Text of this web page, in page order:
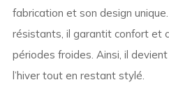
fabrication et son design
résistants, il garantit confort et
périodes froides. Ainsi, il
l’hiver tout en restant stylé.